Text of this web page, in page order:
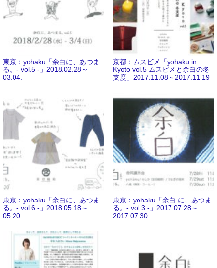
東京：yohaku「余白に、あつま
る。- vol.5 -」2018.02.28～
03.04.
京都：ムスビメ「yohaku in
Kyoto vol.5 ムスビメと余白の冬
支度」2017.11.08～2017.11.19
東京：yohaku「余白に、あつま
る。- vol.6 -」2018.05.18～
05.20.
東京：yohaku「余白 に、あつま
る。- vol.3 -」2017.07.28～
2017.07.30